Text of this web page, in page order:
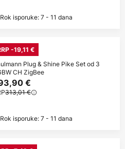
Rok isporuke: 7 - 11 dana
-19,11 €
Plug & Shine Pike Set od 3
CH ZigBee
€
313,01 €
Rok isporuke: 7 - 11 dana